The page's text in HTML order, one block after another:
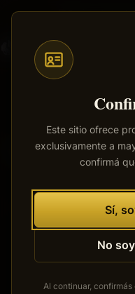
Este sitio ofrece
exclusivamente a
confirmá
Sí,
No
Al continuar, confirmás
Saltar
contenido
principal
Envíos a todo el
Tenemos
Se está cocinando
obras y